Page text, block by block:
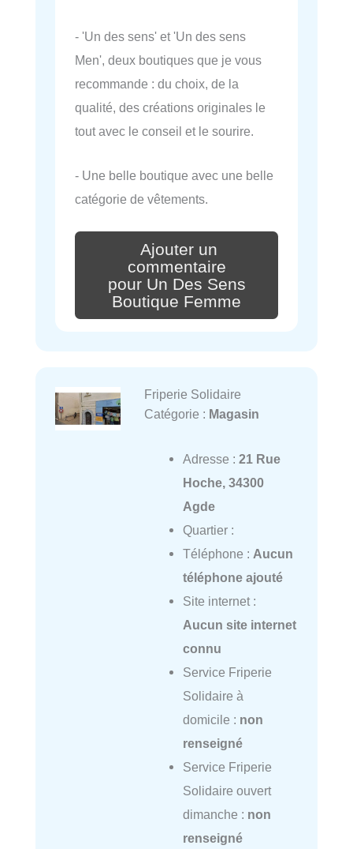
- 'Un des sens' et 'Un des sens
Men', deux boutiques que je vous
recommande : du choix, de la
qualité, des créations originales le
tout avec le conseil et le sourire.
- Une belle boutique avec une belle
catégorie de vêtements.
Ajouter un
commentaire
pour Un Des Sens
Boutique Femme
Friperie Solidaire
Catégorie : Magasin
Adresse : 21 Rue
Hoche, 34300
Agde
Quartier :
Téléphone : Aucun
téléphone ajouté
Site internet :
Aucun site internet
connu
Service Friperie
Solidaire à
domicile : non
renseigné
Service Friperie
Solidaire ouvert
dimanche : non
renseigné